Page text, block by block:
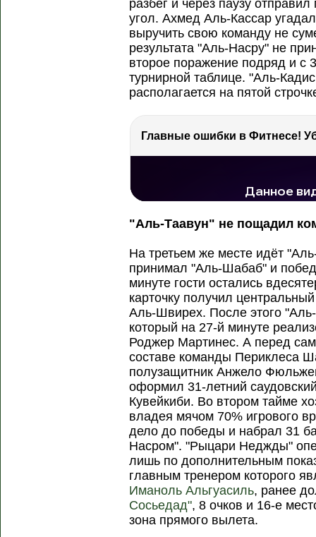
разбег и через паузу
угол. Ахмед Аль-Кассар
выручить свою команду не
результата "Аль-Насру" не
второе поражение подряд и с
турнирной таблице. "Аль-
располагается на пятой
"Аль-Таавун" не пощадил
На третьем же месте идёт
принимал "Аль-Шабаб" и
минуте гости остались
карточку получил
Аль-Швирех. После этого
который на 27-й минуте
Роджер Мартинес. А перед
составе команды Периклеса
полузащитник Анжело
оформил 31-летний
Кувейкиби. Во втором тайме
владея мячом 70% игрового
дело до победы и набрал 31
Насром". "Рыцари Неджды"
лишь по дополнительным
главным тренером которого
Иманоль Альгуасиль, ранее
Сосьедад", 8 очков и 16-е
зона прямого вылета.